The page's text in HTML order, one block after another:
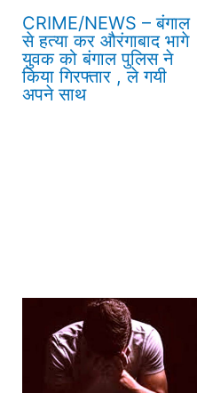
CRIME/NEWS – बंगाल
से हत्या कर औरंगाबाद भागे
युवक को बंगाल पुलिस ने
किया गिरफ्तार , ले गयी
अपने साथ